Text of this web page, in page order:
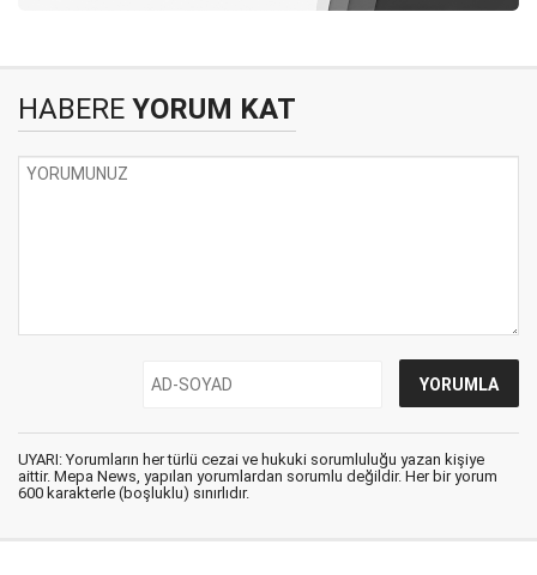
HABERE YORUM KAT
UYARI: Yorumların her türlü cezai ve hukuki sorumluluğu yazan kişiye
aittir. Mepa News, yapılan yorumlardan sorumlu değildir. Her bir yorum
600 karakterle (boşluklu) sınırlıdır.